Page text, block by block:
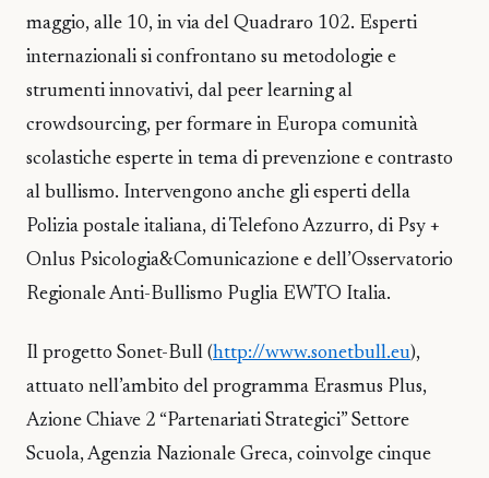
maggio, alle 10, in via del Quadraro 102. Esperti
internazionali si confrontano su metodologie e
strumenti innovativi, dal peer learning al
crowdsourcing, per formare in Europa comunità
scolastiche esperte in tema di prevenzione e contrasto
al bullismo. Intervengono anche gli esperti della
Polizia postale italiana, di Telefono Azzurro, di Psy +
Onlus Psicologia&Comunicazione e dell’Osservatorio
Regionale Anti-Bullismo Puglia EWTO Italia.
Il progetto Sonet-Bull (http://www.sonetbull.eu),
attuato nell’ambito del programma Erasmus Plus,
Azione Chiave 2 “Partenariati Strategici” Settore
Scuola, Agenzia Nazionale Greca, coinvolge cinque